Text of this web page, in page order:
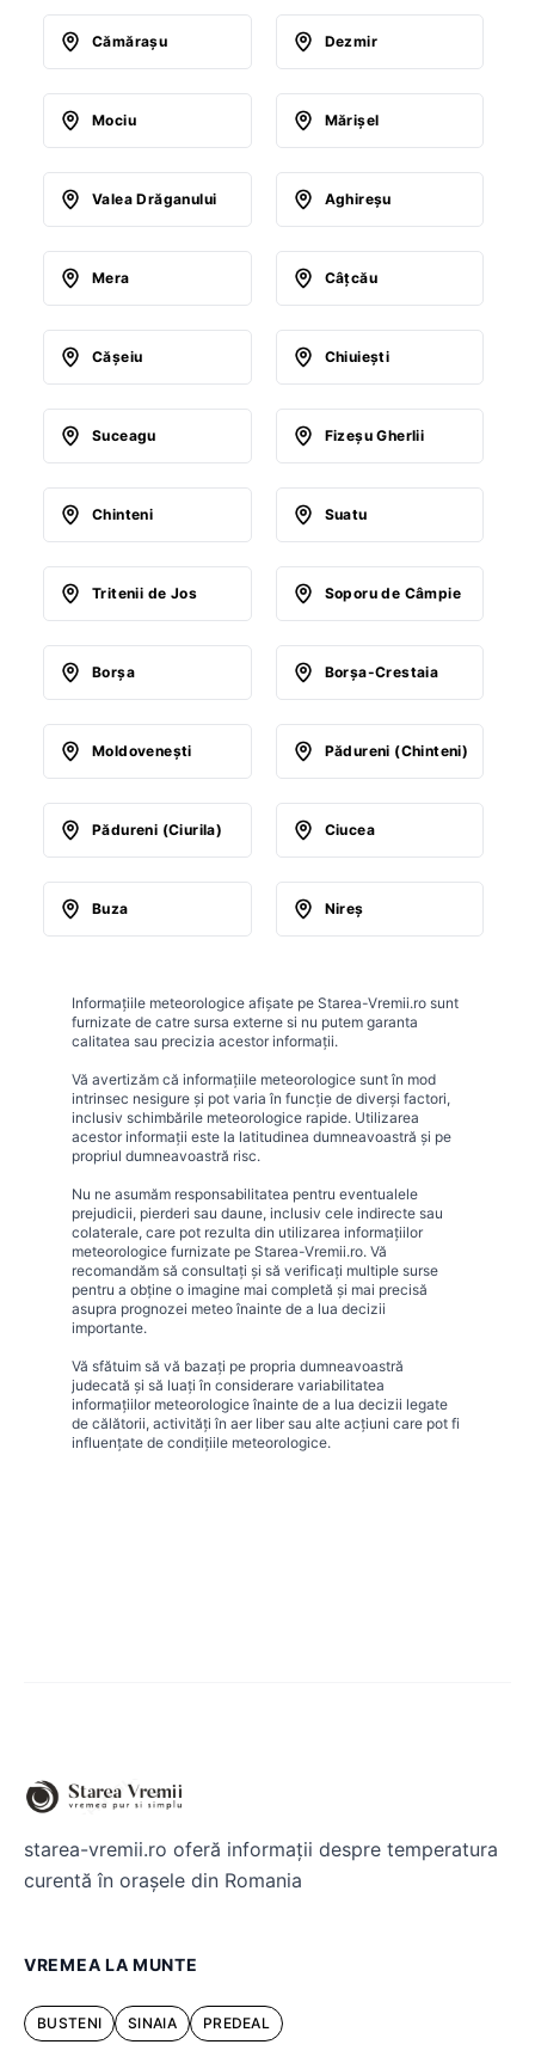
Cămăraşu Dezmir
Mociu Mărişel
Valea Drăganului Aghireşu
Mera Câţcău
Căşeiu Chiuieşti
Suceagu Fizeşu Gherlii
Chinteni Suatu
Tritenii de Jos Soporu de Câmpie
Borşa Borşa-Crestaia
Moldoveneşti Pădureni (Chinteni)
Pădureni (Ciurila) Ciucea
Buza Nireş
Informațiile meteorologice afișate pe Starea-Vremii.ro sunt
furnizate de catre sursa externe si nu putem garanta
calitatea sau precizia acestor informații.
Vă avertizăm că informațiile meteorologice sunt în mod
intrinsec nesigure și pot varia în funcție de diverși factori,
inclusiv schimbările meteorologice rapide. Utilizarea
acestor informații este la latitudinea dumneavoastră și pe
propriul dumneavoastră risc.
Nu ne asumăm responsabilitatea pentru eventualele
prejudicii, pierderi sau daune, inclusiv cele indirecte sau
colaterale, care pot rezulta din utilizarea informațiilor
meteorologice furnizate pe Starea-Vremii.ro. Vă
recomandăm să consultați și să verificați multiple surse
pentru a obține o imagine mai completă și mai precisă
asupra prognozei meteo înainte de a lua decizii
importante.
Vă sfătuim să vă bazați pe propria dumneavoastră
judecată și să luați în considerare variabilitatea
informațiilor meteorologice înainte de a lua decizii legate
de călătorii, activități în aer liber sau alte acțiuni care pot fi
influențate de condițiile meteorologice.
starea-vremii.ro oferă informații despre temperatura
curentă în orașele din Romania
VREMEA LA MUNTE
BUSTENI SINAIA PREDEAL